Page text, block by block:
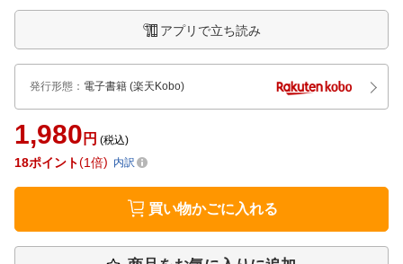
アプリで立ち読み
発行形態 ： 電子書籍 (楽天Kobo)
1,980 円 (税込)
18ポイント 1倍 内訳
買い物かごに入れる